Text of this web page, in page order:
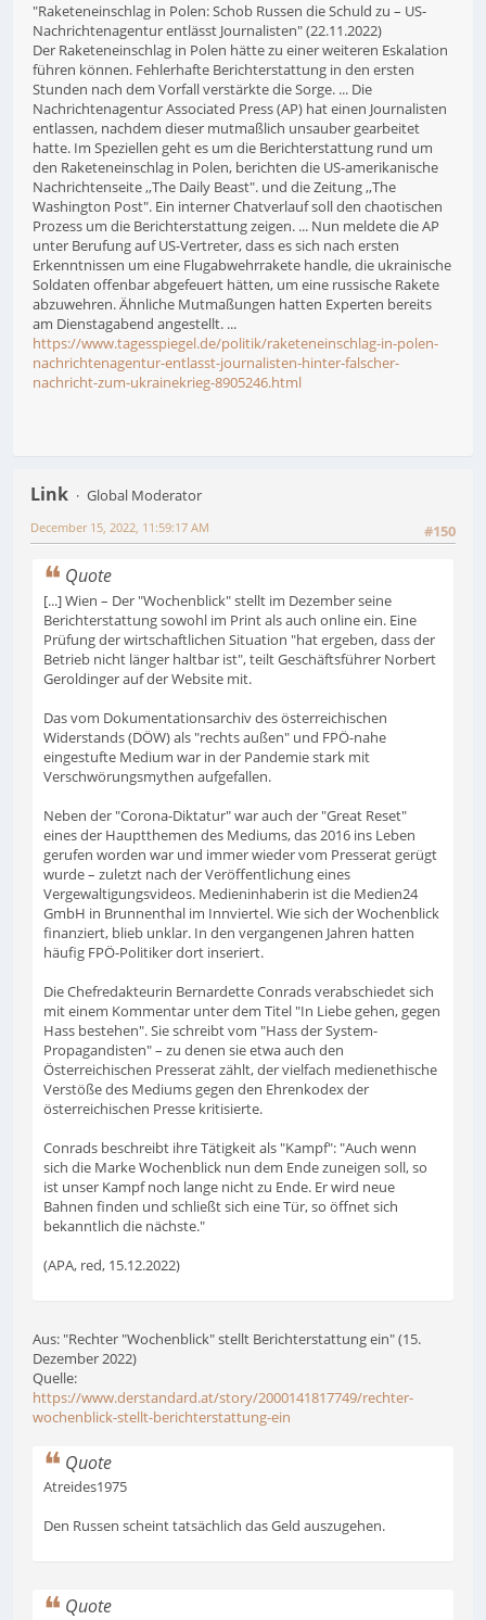
"Raketeneinschlag in Polen: Schob Russen die Schuld zu – US-
Nachrichtenagentur entlässt Journalisten" (22.11.2022)
Der Raketeneinschlag in Polen hätte zu einer weiteren Eskalation
führen können. Fehlerhafte Berichterstattung in den ersten
Stunden nach dem Vorfall verstärkte die Sorge. ... Die
Nachrichtenagentur Associated Press (AP) hat einen Journalisten
entlassen, nachdem dieser mutmaßlich unsauber gearbeitet
hatte. Im Speziellen geht es um die Berichterstattung rund um
den Raketeneinschlag in Polen, berichten die US-amerikanische
Nachrichtenseite ,,The Daily Beast". und die Zeitung ,,The
Washington Post". Ein interner Chatverlauf soll den chaotischen
Prozess um die Berichterstattung zeigen. ... Nun meldete die AP
unter Berufung auf US-Vertreter, dass es sich nach ersten
Erkenntnissen um eine Flugabwehrrakete handle, die ukrainische
Soldaten offenbar abgefeuert hätten, um eine russische Rakete
abzuwehren. Ähnliche Mutmaßungen hatten Experten bereits
am Dienstagabend angestellt. ...
https://www.tagesspiegel.de/politik/raketeneinschlag-in-polen-
nachrichtenagentur-entlasst-journalisten-hinter-falscher-
nachricht-zum-ukrainekrieg-8905246.html
Link
Global Moderator
#150
December 15, 2022, 11:59:17 AM
Quote
[...] Wien – Der "Wochenblick" stellt im Dezember seine
Berichterstattung sowohl im Print als auch online ein. Eine
Prüfung der wirtschaftlichen Situation "hat ergeben, dass der
Betrieb nicht länger haltbar ist", teilt Geschäftsführer Norbert
Geroldinger auf der Website mit.
Das vom Dokumentationsarchiv des österreichischen
Widerstands (DÖW) als "rechts außen" und FPÖ-nahe
eingestufte Medium war in der Pandemie stark mit
Verschwörungsmythen aufgefallen.
Neben der "Corona-Diktatur" war auch der "Great Reset"
eines der Hauptthemen des Mediums, das 2016 ins Leben
gerufen worden war und immer wieder vom Presserat gerügt
wurde – zuletzt nach der Veröffentlichung eines
Vergewaltigungsvideos. Medieninhaberin ist die Medien24
GmbH in Brunnenthal im Innviertel. Wie sich der Wochenblick
finanziert, blieb unklar. In den vergangenen Jahren hatten
häufig FPÖ-Politiker dort inseriert.
Die Chefredakteurin Bernardette Conrads verabschiedet sich
mit einem Kommentar unter dem Titel "In Liebe gehen, gegen
Hass bestehen". Sie schreibt vom "Hass der System-
Propagandisten" – zu denen sie etwa auch den
Österreichischen Presserat zählt, der vielfach medienethische
Verstöße des Mediums gegen den Ehrenkodex der
österreichischen Presse kritisierte.
Conrads beschreibt ihre Tätigkeit als "Kampf": "Auch wenn
sich die Marke Wochenblick nun dem Ende zuneigen soll, so
ist unser Kampf noch lange nicht zu Ende. Er wird neue
Bahnen finden und schließt sich eine Tür, so öffnet sich
bekanntlich die nächste."
(APA, red, 15.12.2022)
Aus: "Rechter "Wochenblick" stellt Berichterstattung ein" (15.
Dezember 2022)
Quelle:
https://www.derstandard.at/story/2000141817749/rechter-
wochenblick-stellt-berichterstattung-ein
Quote
Atreides1975
Den Russen scheint tatsächlich das Geld auszugehen.
Quote